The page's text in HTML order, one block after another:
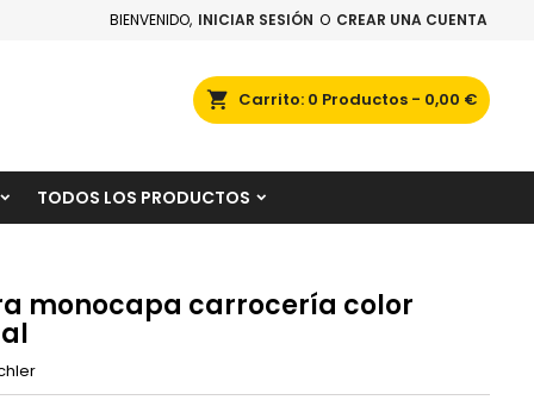
BIENVENIDO, INICIAR SESIÓN O CREAR UNA CUENTA
Carrito 0 Productos - 0,00 €
TODOS LOS PRODUCTOS
monocapa carrocería color